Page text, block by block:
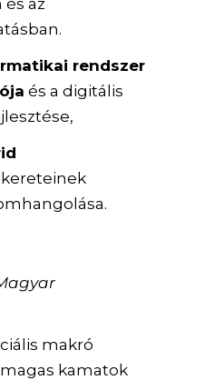
rendszer
és a digitális
kereteinek
makró
kamatok